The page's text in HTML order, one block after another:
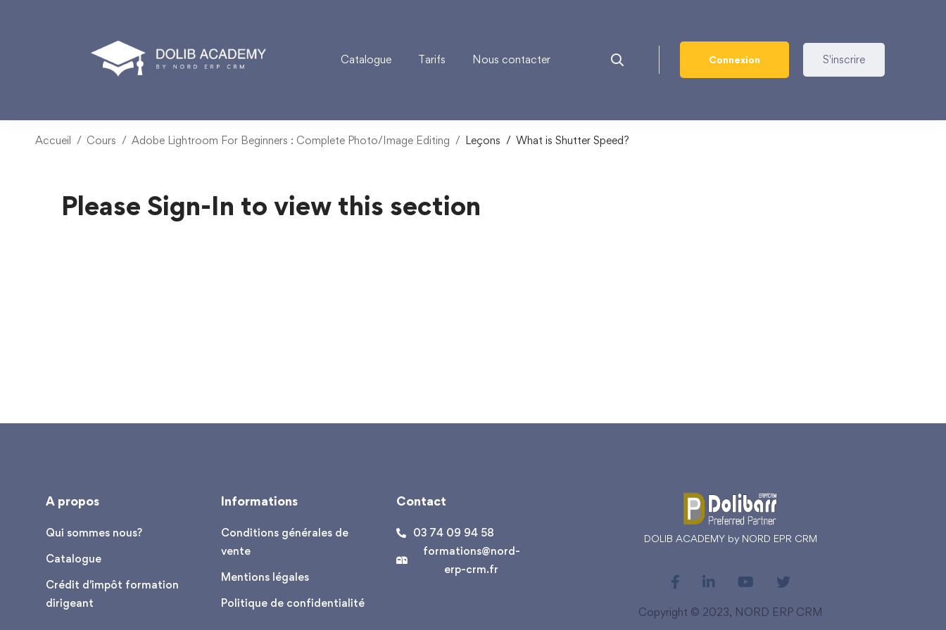
Catalogue Tarifs Nous contacter Connexion S'inscrire
Accueil Cours Adobe Lightroom For Beginners : Complete Photo/Image Editing Leçons What is Shutter Speed?
Please Sign-In to view this section
A propos
Qui sommes nous?
Catalogue
Crédit d'impôt formation
dirigeant
Informations
Conditions générales de
vente
Mentions légales
Politique de confidentialité
Contact
03 74 09 94 58
formations@nord-
erp-crm.fr
DOLIB ACADEMY by NORD EPR CRM
Copyright © 2023, NORD ERP CRM